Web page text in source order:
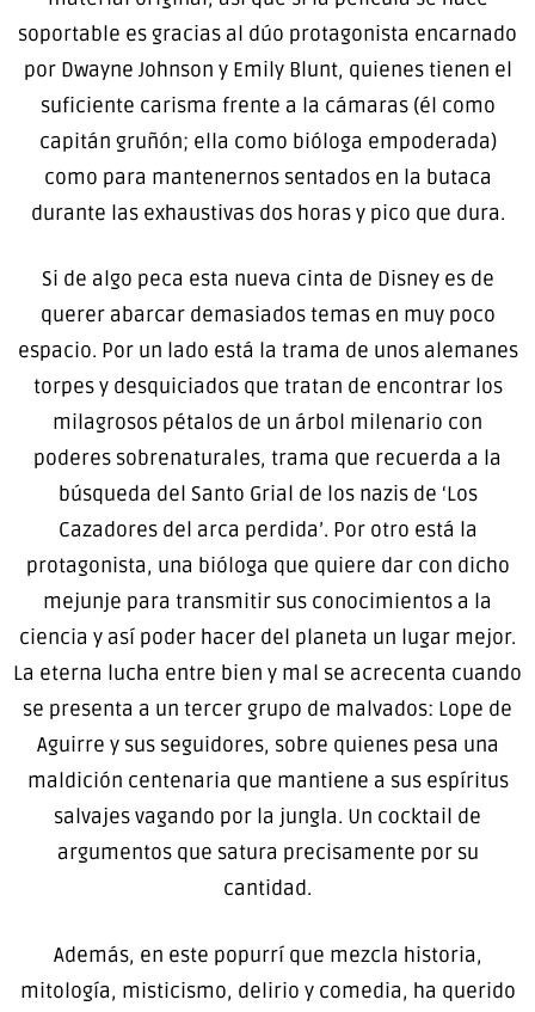
soportable es gracias al dúo protagonista encarnado
por Dwayne Johnson y Emily Blunt, quienes tienen el
suficiente carisma frente a la cámaras (él como
capitán gruñón; ella como bióloga empoderada)
como para mantenernos sentados en la butaca
durante las exhaustivas dos horas y pico que dura.
Si de algo peca esta nueva cinta de Disney es de
querer abarcar demasiados temas en muy poco
espacio. Por un lado está la trama de unos alemanes
torpes y desquiciados que tratan de encontrar los
milagrosos pétalos de un árbol milenario con
poderes sobrenaturales, trama que recuerda a la
búsqueda del Santo Grial de los nazis de ‘Los
Cazadores del arca perdida’. Por otro está la
protagonista, una bióloga que quiere dar con dicho
mejunje para transmitir sus conocimientos a la
ciencia y así poder hacer del planeta un lugar mejor.
La eterna lucha entre bien y mal se acrecenta cuando
se presenta a un tercer grupo de malvados: Lope de
Aguirre y sus seguidores, sobre quienes pesa una
maldición centenaria que mantiene a sus espíritus
salvajes vagando por la jungla. Un cocktail de
argumentos que satura precisamente por su
cantidad.
Además, en este popurrí que mezcla historia,
mitología, misticismo, delirio y comedia, ha querido